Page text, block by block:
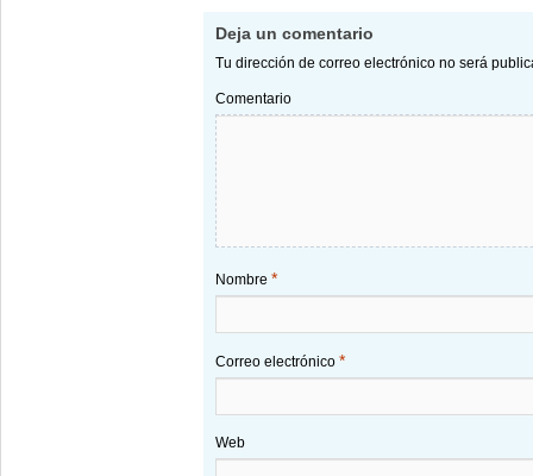
Deja un comentario
Tu dirección de correo electrónico no será
Comentario
Nombre *
Correo electrónico *
Web